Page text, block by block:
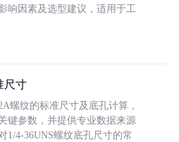
响因素及选型建议，适用于工
尺寸
螺纹的标准尺寸及底孔计算，
键参数，并提供专业数据来源
1/4-36UNS螺纹底孔尺寸的常